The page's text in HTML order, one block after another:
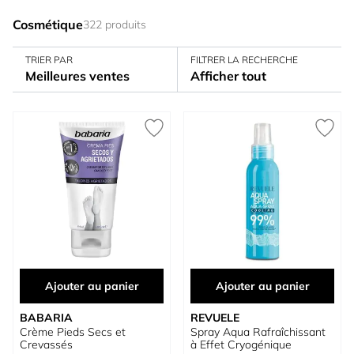
Cosmétique322 produits
TRIER PAR
Meilleures ventes
FILTRER LA RECHERCHE
Afficher tout
Ajouter au panier
BABARIA
Crème Pieds Secs et
Crevassés
Ajouter au panier
REVUELE
Spray Aqua Rafraîchissant
à Effet Cryogénique